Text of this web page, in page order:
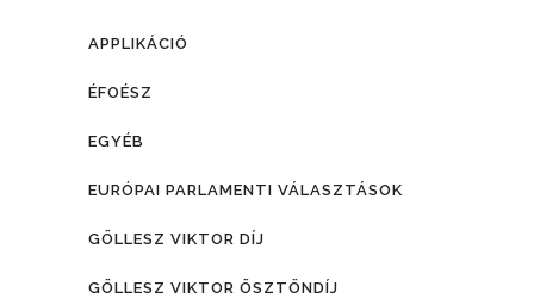
APPLIKÁCIÓ
ÉFOÉSZ
EGYÉB
EURÓPAI PARLAMENTI VÁLASZTÁSOK
GÖLLESZ VIKTOR DÍJ
GÖLLESZ VIKTOR ÖSZTÖNDÍJ